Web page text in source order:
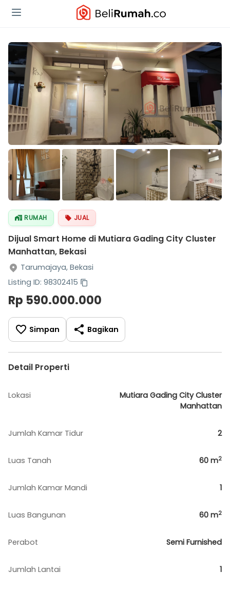
RUMAH JUAL
Dijual Smart Home di Mutiara Gading City Cluster
Manhattan, Bekasi
Tarumajaya, Bekasi
Listing ID: 98302415
Rp 590.000.000
Simpan Bagikan
Detail Properti
Lokasi
Mutiara Gading City Cluster
Manhattan
Jumlah Kamar Tidur 2
Luas Tanah 60 m2
Jumlah Kamar Mandi 1
Luas Bangunan 60 m2
Perabot Semi Furnished
Jumlah Lantai 1